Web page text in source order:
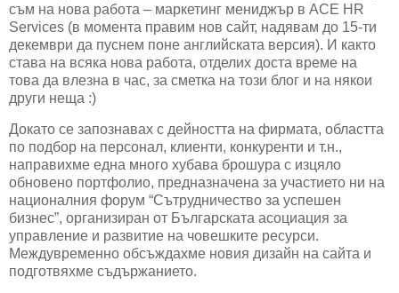
съм на нова работа – маркетинг мениджър в ACE HR
Services (в момента правим нов сайт, надявам до 15-ти
декември да пуснем поне английската версия). И както
става на всяка нова работа, отделих доста време на
това да влезна в час, за сметка на този блог и на някои
други неща :)
Докато се запознавах с дейността на фирмата, областта
по подбор на персонал, клиенти, конкуренти и т.н.,
направихме една много хубава брошура с изцяло
обновено портфолио, предназначена за участието ни на
националния форум “Сътрудничество за успешен
бизнес”, организиран от Българската асоциация за
управление и развитие на човешките ресурси.
Междувременно обсъждахме новия дизайн на сайта и
подготвяхме съдържанието.